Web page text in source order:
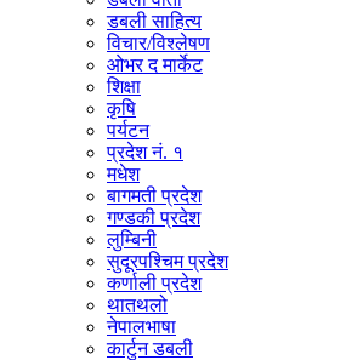
डबली साहित्य
विचार/विश्‍लेषण
ओभर द मार्केट
शिक्षा
कृषि
पर्यटन
प्रदेश नं. १
मधेश
बागमती प्रदेश
गण्डकी प्रदेश
लुम्बिनी
सुदूरपश्चिम प्रदेश
कर्णाली प्रदेश
थातथलो
नेपालभाषा
कार्टुन डबली